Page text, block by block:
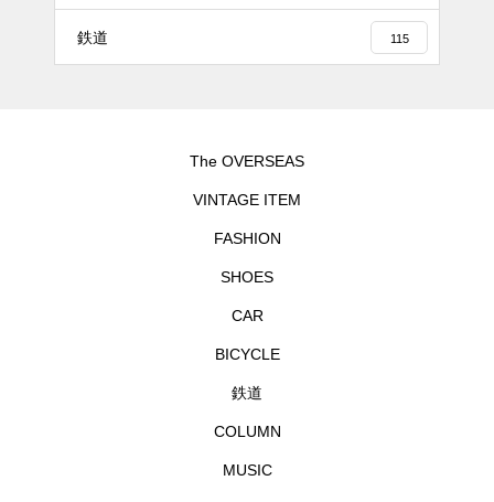
鉄道 115
The OVERSEAS
VINTAGE ITEM
FASHION
SHOES
CAR
BICYCLE
鉄道
COLUMN
MUSIC